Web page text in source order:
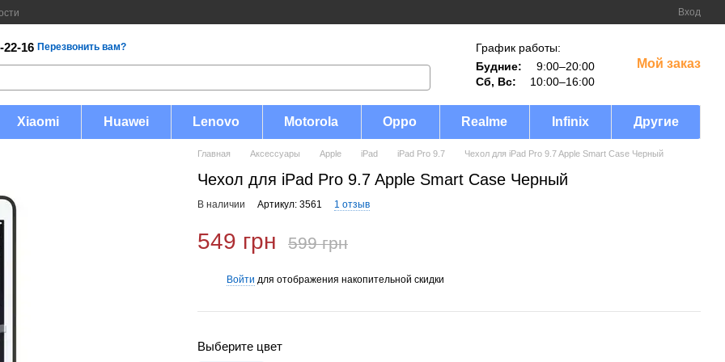
Вход
22-16 Перезвонить вам?
График работы:
Будние:
9:00–20:00
Сб, Вс:
10:00–16:00
Мой заказ
Xiaomi Huawei Lenovo Motorola Oppo Realme Infinix Другие
Главная Аксессуары Apple iPad iPad Pro 9.7 Чехол для iPad Pro 9.7 Apple Smart Case Черный
Чехол для iPad Pro 9.7 Apple Smart Case Черный
В наличии Артикул: 3561 1 отзыв
549 грн 599 грн
Войти для отображения накопительной скидки
Выберите цвет